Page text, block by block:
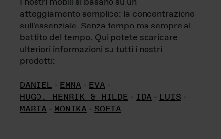
atteggiamento semplice: la concentrazione
sull'essenziale. Senza tempo ma sempre al
battito del tempo. Qui potete scaricare
ulteriori informazioni su tutti i nostri
prodotti:
DANIEL - EMMA - EVA -
HUGO, HENRIK & HILDE - IDA - LUIS -
MARTA - MONIKA - SOFIA